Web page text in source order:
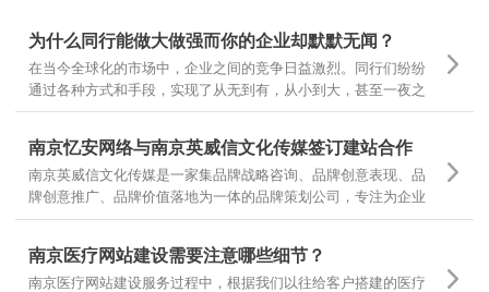
为什么同行能做大做强而你的企业却默默无闻？
在当今全球化的市场中，企业之间的竞争日益激烈。同行们纷纷
通过各种方式和手段，实现了从无到有，从小到大，甚至一夜之
间家喻户晓。然而，为什么有些企业却仍然在默默无闻中挣扎
南京忆安网络与南京英威信文化传媒签订建站合作
南京英威信文化传媒是一家集品牌战略咨询、品牌创意表现、品
牌创意推广、品牌价值落地为一体的品牌策划公司，专注为企业
提供品牌定位和品牌设计 坚持专项调研，精准诊断，团队策划，
一种认可
南京医疗网站建设需要注意哪些细节？
南京医疗网站建设服务过程中，根据我们以往给客户搭建的医疗